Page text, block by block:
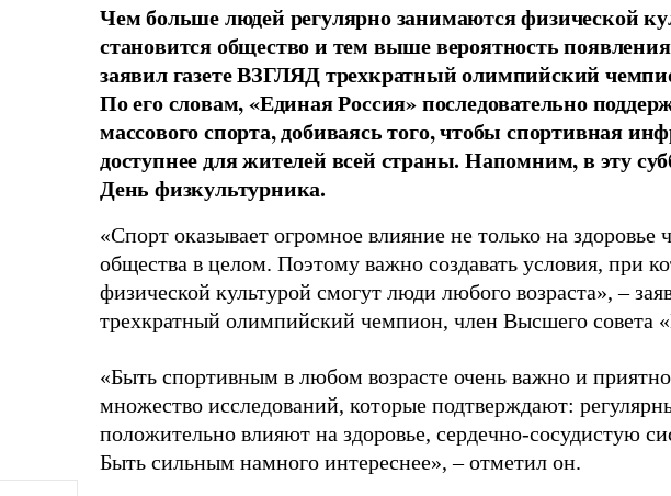
Чем больше людей регулярно занимаются физической
становится общество и тем выше вероятность
заявил газете ВЗГЛЯД трехкратный олимпийский
По его словам, «Единая Россия» последовательно
массового спорта, добиваясь того, чтобы спортивная
доступнее для жителей всей страны. Напомним, в эту
День физкультурника.
«Спорт оказывает огромное влияние не только на здоровье
общества в целом. Поэтому важно создавать условия, при
физической культурой смогут люди любого возраста», –
трехкратный олимпийский чемпион, член Высшего совета
«Быть спортивным в любом возрасте очень важно и
множество исследований, которые подтверждают:
положительно влияют на здоровье, сердечно-сосудистую
Быть сильным намного интереснее», – отметил он.